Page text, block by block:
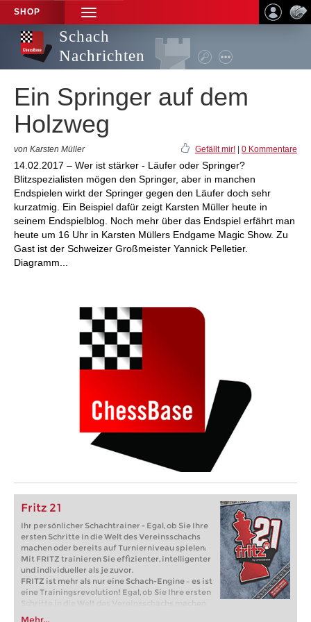
SHOP
TOGGLE
NAVIGATION
Schach
Nachrichten
Ein Springer auf dem
Holzweg
von Karsten Müller Gefällt mir! 0 Kommentare
14.02.2017 – Wer ist stärker - Läufer oder Springer?
Blitzspezialisten mögen den Springer, aber in manchen
Endspielen wirkt der Springer gegen den Läufer doch sehr
kurzatmig. Ein Beispiel dafür zeigt Karsten Müller heute in
seinem Endspielblog. Noch mehr über das Endspiel erfährt man
heute um 16 Uhr in Karsten Müllers Endgame Magic Show. Zu
Gast ist der Schweizer Großmeister Yannick Pelletier.
Diagramm...
Fritz 21
Ihr persönlicher Schachtrainer - Egal, ob Sie Ihre
ersten Schritte in die Welt des Vereinsschachs
machen oder bereits auf Turnierniveau spielen:
Mit FRITZ trainieren Sie effizienter, intelligenter
und individueller als je zuvor.
FRITZ ist mehr als nur eine Schach-Engine – es ist
eine Trainingsrevolution! Egal, ob Sie Ihre ersten
Schritte in die Welt des Vereinsschachs machen
oder bereits auf Turnierniveau spielen: Mit
Mehr...